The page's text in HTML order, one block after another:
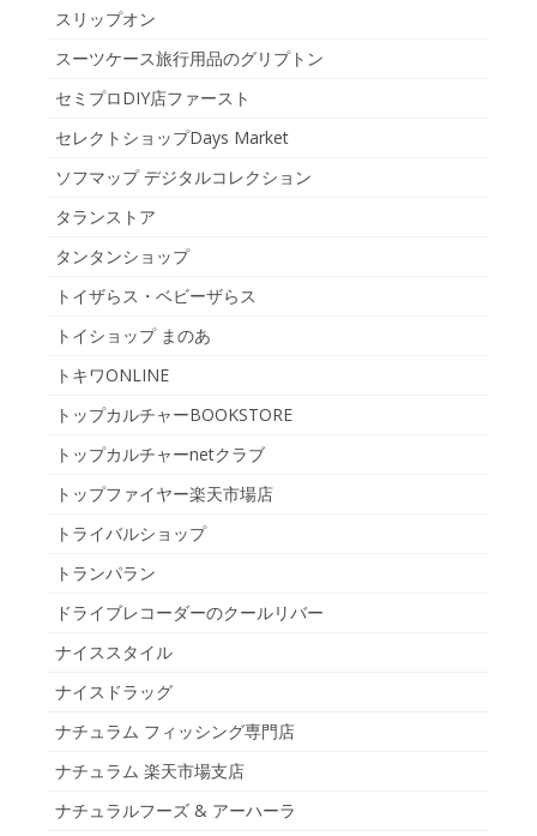
スリップオン
スーツケース旅行用品のグリプトン
セミプロDIY店ファースト
セレクトショップDays Market
ソフマップ デジタルコレクション
タランストア
タンタンショップ
トイザらス・ベビーザらス
トイショップ まのあ
トキワONLINE
トップカルチャーBOOKSTORE
トップカルチャーnetクラブ
トップファイヤー楽天市場店
トライバルショップ
トランパラン
ドライブレコーダーのクールリバー
ナイススタイル
ナイスドラッグ
ナチュラム フィッシング専門店
ナチュラム 楽天市場支店
ナチュラルフーズ & アーハーラ